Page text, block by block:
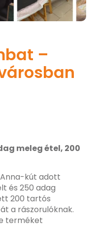
–
meleg étel, 200
kút adott
és 250 adag
200 tartós
a rászorulóknak.
terméket